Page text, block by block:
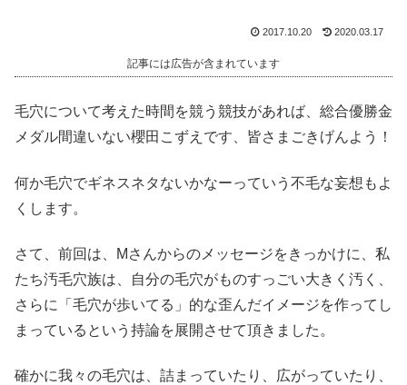
2017.10.20 2020.03.17
記事には広告が含まれています
毛穴について考えた時間を競う競技があれば、総合優勝金
メダル間違いない櫻田こずえです、皆さまごきげんよう！
何か毛穴でギネスネタないかなーっていう不毛な妄想もよ
くします。
さて、前回は、Mさんからのメッセージをきっかけに、私
たち汚毛穴族は、自分の毛穴がものすっごい大きく汚く、
さらに「毛穴が歩いてる」的な歪んだイメージを作ってし
まっているという持論を展開させて頂きました。
確かに我々の毛穴は、詰まっていたり、広がっていたり、